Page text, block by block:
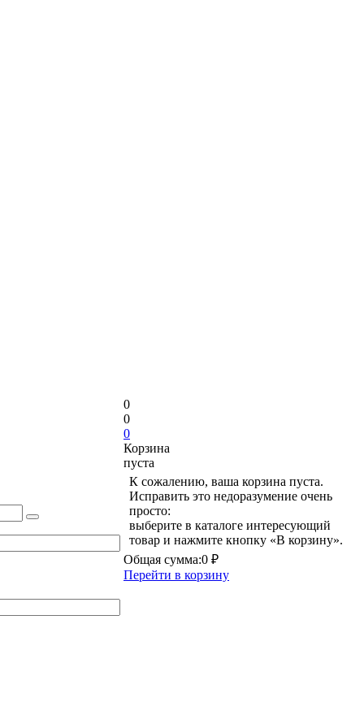
0
0
0
Корзина
пуста
К сожалению, ваша корзина пуста.
Исправить это недоразумение очень
просто:
выберите в каталоге интересующий
товар и нажмите кнопку «В корзину».
Общая сумма:0 ₽
Перейти в корзину